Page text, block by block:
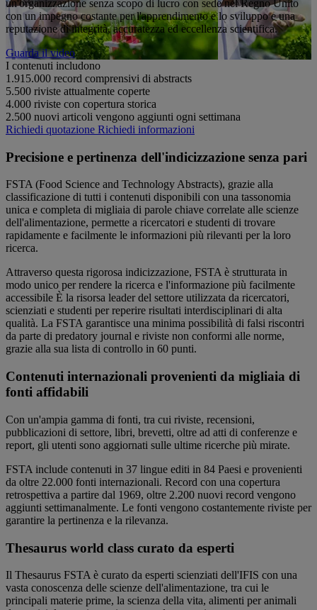
un'organizzazione senza scopo di lucro con sede nel Regno Unito
con un impegno costante per l'apprendimento e lo sviluppo e una
reputazione di integrità, accuratezza ed eccellenza scientifica.
Guarda il video
I contenuti includono
1.915.000 record comprensivi di abstracts
5.500 riviste attualmente coperte
4.000 riviste con copertura storica
2.500 nuovi articoli vengono aggiunti ogni settimana
Richiedi quotazione Richiedi informazioni
Precisione e pertinenza dell'indicizzazione senza pari
FSTA (Food Science and Technology Abstracts), grazie alla
classificazione di tutti i contenuti disponibili con una tassonomia
unica e completa di migliaia di parole chiave correlate alle scienze
dell'alimentazione, permette a ricercatori e studenti di trovare
rapidamente e facilmente le informazioni più rilevanti per la loro
ricerca.
Attraverso questa rigorosa indicizzazione, FSTA è strutturata in
modo unico per rendere la ricerca e l'informazione più facilmente
accessibile È la risorsa leader del settore utilizzata da ricercatori,
scienziati e studenti per reperire risultati interdisciplinari di alta
qualità. La FSTA garantisce una minima possibilità di falsi riscontri
da parte di predatory journal e riviste non conformi alle norme,
grazie alla sua lista di controllo in 60 punti.
Contenuti internazionali provenienti da migliaia di
fonti affidabili
Con un'ampia gamma di fonti, tra cui riviste, recensioni,
pubblicazioni di settore, libri, brevetti, oltre ad atti di conferenze e
report, gli utenti sono aggiornati sulle ultime ricerche più mirate.
FSTA include contenuti in 37 lingue editi in 84 Paesi e provenienti
da oltre 22.000 fonti internazionali. Record con una copertura
retrospettiva a partire dal 1969, oltre 2.200 nuovi record vengono
aggiunti settimanalmente. Le fonti vengono costantemente riviste per
garantire la pertinenza e la rilevanza.
Thesaurus world class curato da esperti
Il Thesaurus FSTA è curato da esperti scienziati dell'IFIS con una
vasta conoscenza delle scienze dell'alimentazione, tra cui le
principali materie prime, la scienza della vita, alimenti per animali